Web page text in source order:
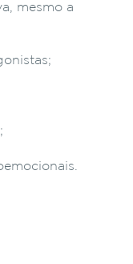
mesmo a